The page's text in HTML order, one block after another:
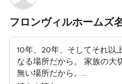
フロンヴィルホームズ
10年、20年、そしてそれ以
なる場所だから。 家族の大
無い場所だから。...